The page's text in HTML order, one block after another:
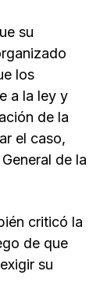
su
los
a la ley y
de la
el caso,
de la
criticó la
de que
su